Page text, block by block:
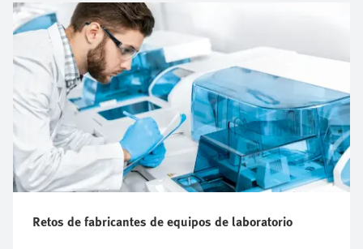
Retos de fabricantes de equipos de laboratorio